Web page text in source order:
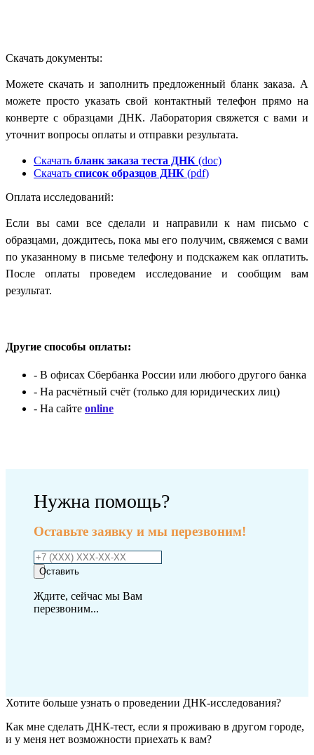
Скачать документы:
Можете скачать и заполнить предложенный бланк заказа. А
можете просто указать свой контактный телефон прямо на
конверте с образцами ДНК. Лаборатория свяжется с вами и
уточнит вопросы оплаты и отправки результата.
Скачать бланк заказа теста ДНК (doc)
Скачать список образцов ДНК (pdf)
Оплата исследований:
Если вы сами все сделали и направили к нам письмо с
образцами, дождитесь, пока мы его получим, свяжемся с вами
по указанному в письме телефону и подскажем как оплатить.
После оплаты проведем исследование и сообщим вам
результат.
Другие способы оплаты:
- В офисах Сбербанка России или любого другого банка
- На расчётный счёт (только для юридических лиц)
- На сайте online
Нужна помощь?
Оставьте заявку и мы перезвоним!
Оставить
Ждите, сейчас мы Вам
перезвоним...
Хотите больше узнать о проведении ДНК-исследования?
Как мне сделать ДНК-тест, если я проживаю в другом городе,
и у меня нет возможности приехать к вам?